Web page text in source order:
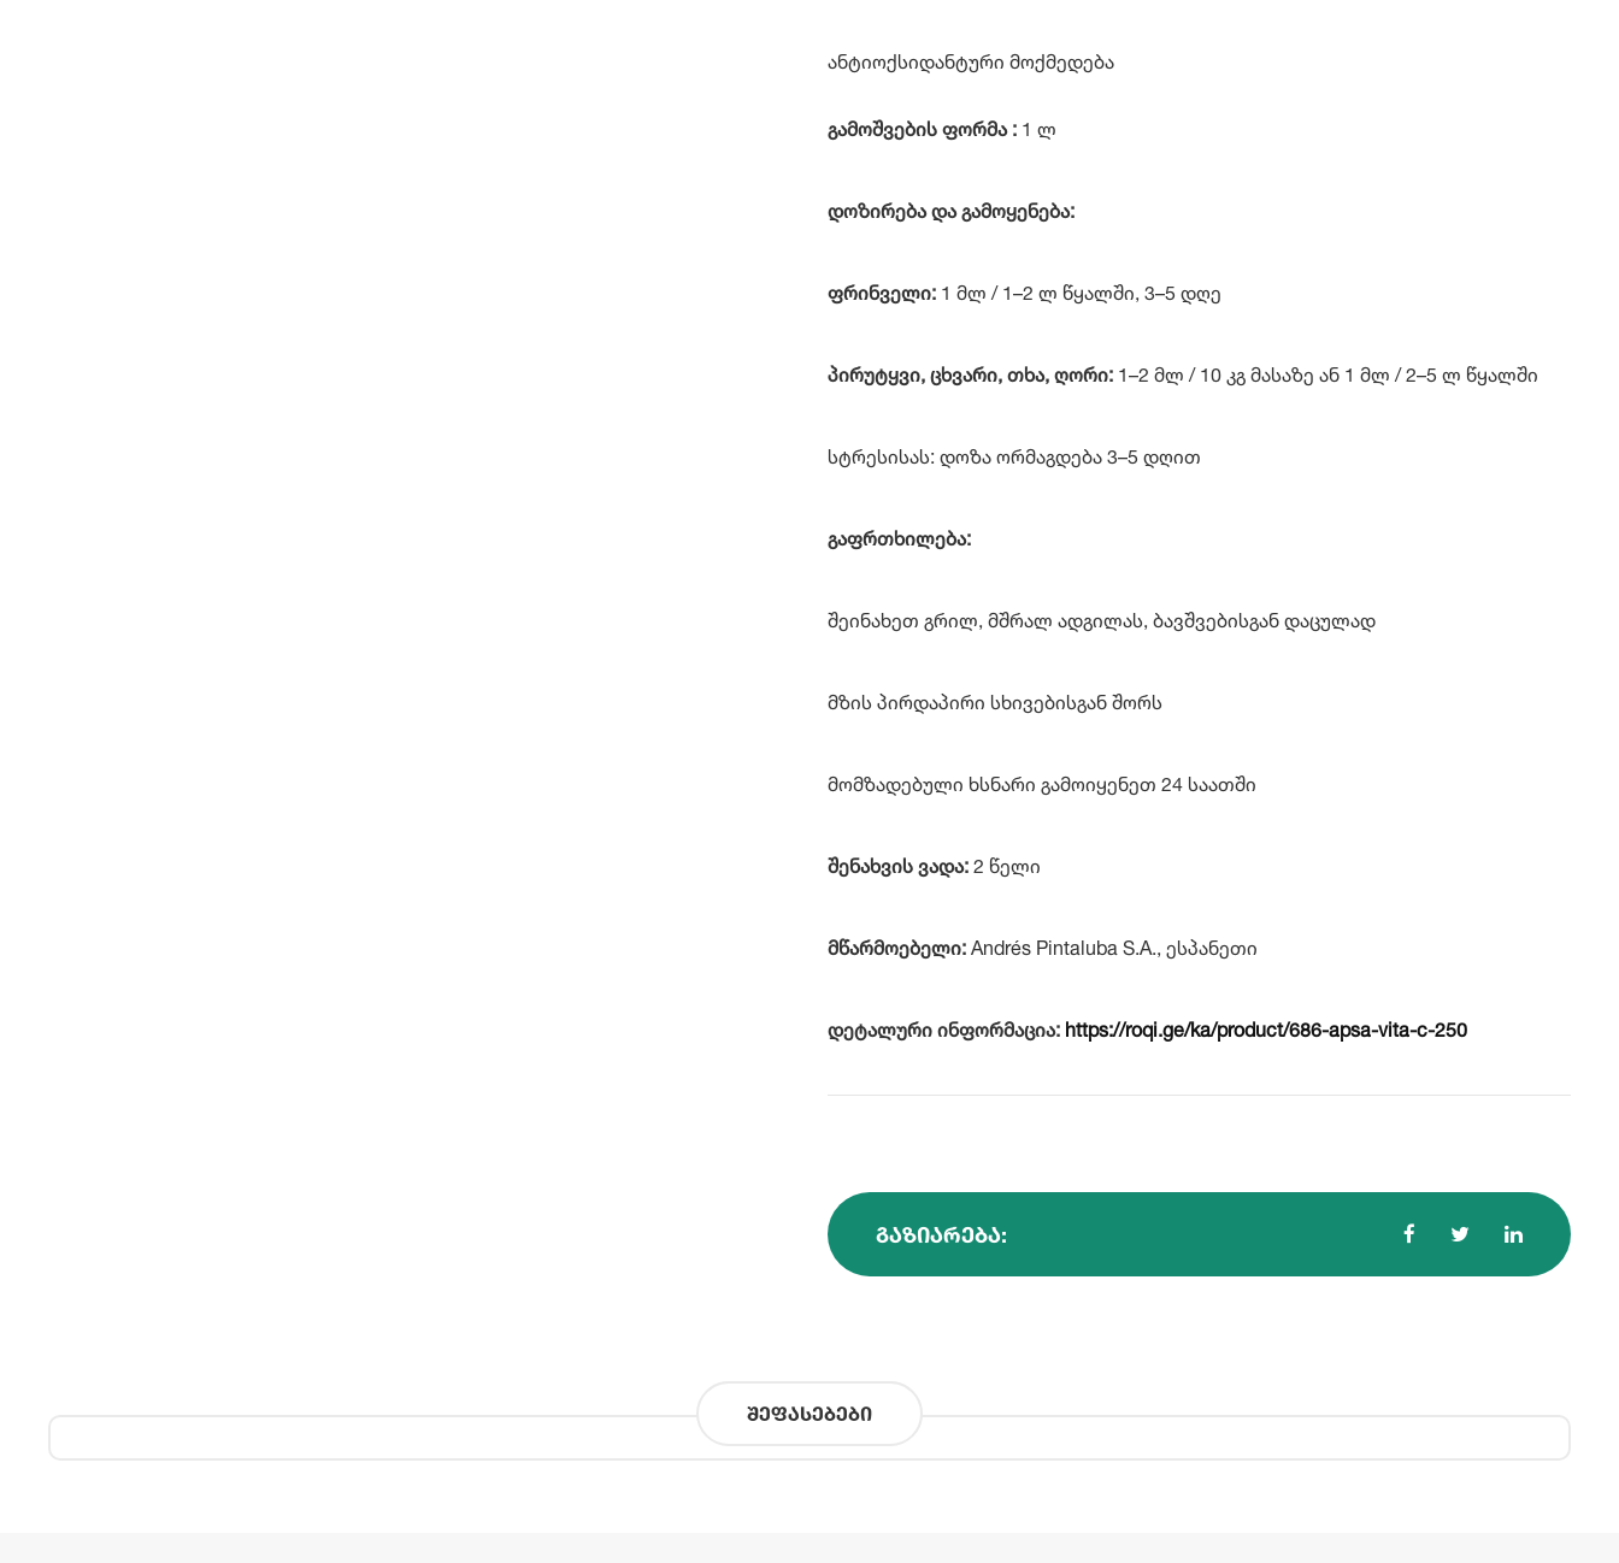
ანტიოქსიდანტური მოქმედება
გამოშვების ფორმა : 1 ლ
დოზირება და გამოყენება:
ფრინველი: 1 მლ / 1–2 ლ წყალში, 3–5 დღე
პირუტყვი, ცხვარი, თხა, ღორი: 1–2 მლ / 10 კგ მასაზე ან 1 მლ / 2–5 ლ წყალში
სტრესისას: დოზა ორმაგდება 3–5 დღით
გაფრთხილება:
შეინახეთ გრილ, მშრალ ადგილას, ბავშვებისგან დაცულად
მზის პირდაპირი სხივებისგან შორს
მომზადებული ხსნარი გამოიყენეთ 24 საათში
შენახვის ვადა: 2 წელი
მწარმოებელი: Andrés Pintaluba S.A., ესპანეთი
დეტალური ინფორმაცია: https://roqi.ge/ka/product/686-apsa-vita-c-250
ᲒᲐᲖᲘᲐᲠᲔᲑᲐ:
შეფასებები